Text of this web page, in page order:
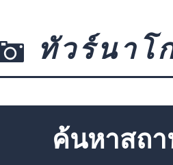
ทัวร์นาโ
ค้นหาสถา